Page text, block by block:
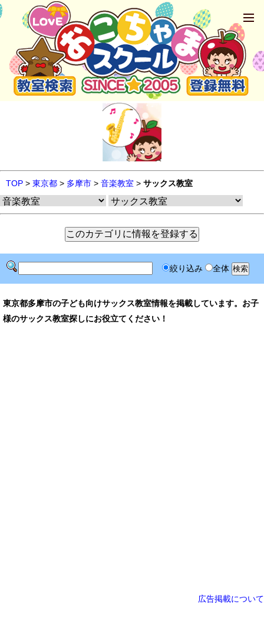
TOP > 東京都 > 多摩市 > 音楽教室 > サックス教室
絞り込み 全体
東京都多摩市の子ども向けサックス教室情報を掲載しています。お子
様のサックス教室探しにお役立てください！
広告掲載について